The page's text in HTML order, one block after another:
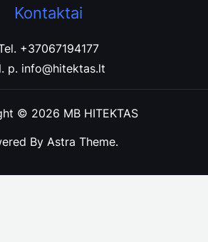
Kontaktai
+37067194177
p. info@hitektas.lt
© 2026 MB HITEKTAS
By Astra Theme.